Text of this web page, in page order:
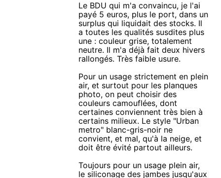
Le BDU qui m'a convaincu, je l'ai
payé 5 euros, plus le port, dans un
surplus qui liquidait des stocks. Il
a toutes les qualités susdites plus
une : couleur grise, totalement
neutre. Il m'a déjà fait deux hivers
rallongés. Très faible usure.
Pour un usage strictement en plein
air, et surtout pour les planques
photo, on peut choisir des
couleurs camouflées, dont
certaines conviennent très bien à
certains milieux. Le style "Urban
metro" blanc-gris-noir ne
convient, et mal, qu'à la neige, et
doit être évité partout ailleurs.
Toujours pour un usage plein air,
le siliconage des jambes jusqu'aux